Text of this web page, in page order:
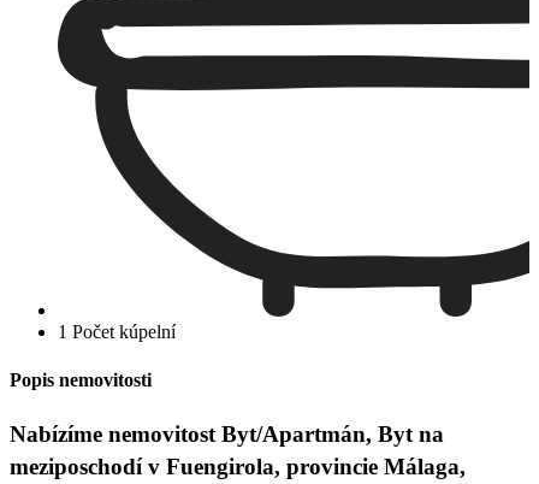
1 Počet kúpelní
Popis nemovitosti
Nabízíme nemovitost Byt/Apartmán, Byt na
meziposchodí v Fuengirola, provincie Málaga,